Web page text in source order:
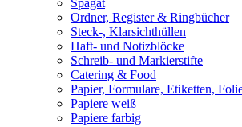
Spagat
Ordner, Register & Ringbücher
Steck-, Klarsichthüllen
Haft- und Notizblöcke
Schreib- und Markierstifte
Catering & Food
Papier, Formulare, Etiketten,
Papiere weiß
Papiere farbig